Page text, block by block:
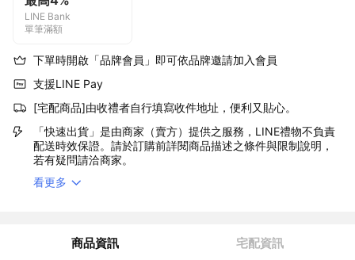
LINE Bank
單筆滿額
下單時開啟「品牌會員」即可依品牌邀請加入會員
支援LINE Pay
[宅配商品]由收禮者自行填寫收件地址，便利又貼心。
「快速出貨」是由商家（賣方）提供之服務，LINE禮物不負責
配送時效保證。請於訂購前詳閱商品描述之條件與限制說明，
若有疑問請洽商家。
看更多
商品資訊 宅配資訊